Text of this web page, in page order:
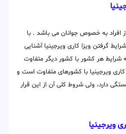
افراد به خصوص جوانان می باشد . با
گرفتن ویزا کاری ویرجینیا آشنایی
شرایط هر کشور با کشور دیگر متفاوت
ویرجینیا با کشورهای متفاوت است و
دارد، ولی شروط کلی آن از این قرار
ویرجینیا